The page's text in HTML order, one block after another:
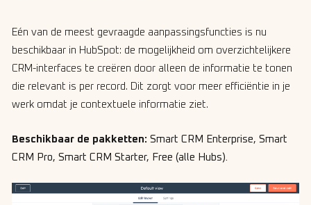
Eén van de meest gevraagde aanpassingsfuncties is nu
beschikbaar in HubSpot: de mogelijkheid om overzichtelijkere
CRM-interfaces te creëren door alleen de informatie te tonen
die relevant is per record. Dit zorgt voor meer efficiëntie in je
werk omdat je contextuele informatie ziet.
Beschikbaar de pakketten: Smart CRM Enterprise, Smart
CRM Pro, Smart CRM Starter, Free (alle Hubs).